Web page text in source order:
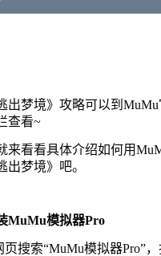
出梦境》攻略可以到
查看~
来看看具体介绍如何用
出梦境》吧。
MuMu模拟器Pro
页搜索“MuMu模拟器Pro”